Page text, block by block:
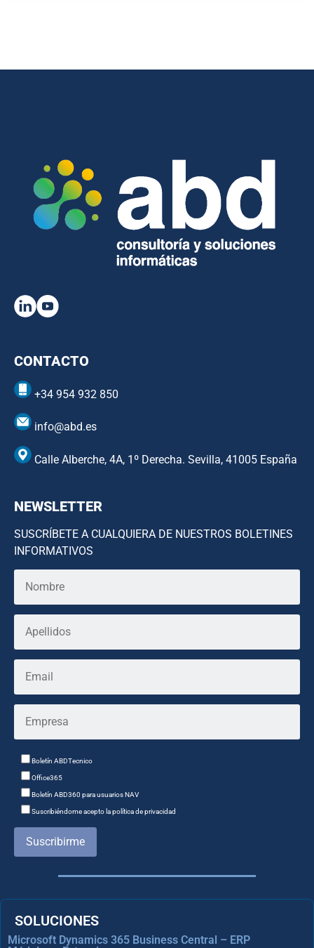
CONTACTO
+34 954 932 850
info@abd.es
Calle Alberche, 4A, 1º Derecha. Sevilla, 41005 España
NEWSLETTER
SUSCRÍBETE A CUALQUIERA DE NUESTROS BOLETINES
INFORMATIVOS
Boletín ABDTecnico
Office365
Boletín ABD360 para usuarios NAV
Suscribiéndome acepto la política de privacidad
Suscribirme
SOLUCIONES
Microsoft Dynamics 365 Business Central – ERP